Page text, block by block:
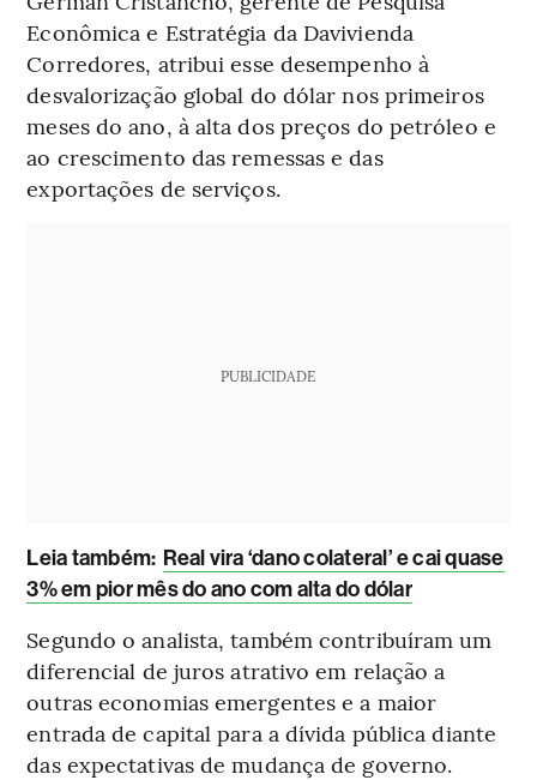
Econômica e Estratégia da Davivienda
Corredores, atribui esse desempenho à
desvalorização global do dólar nos primeiros
meses do ano, à alta dos preços do petróleo e
ao crescimento das remessas e das
exportações de serviços.
PUBLICIDADE
Leia também: Real vira ‘dano colateral’ e cai quase
3% em pior mês do ano com alta do dólar
Segundo o analista, também contribuíram um
diferencial de juros atrativo em relação a
outras economias emergentes e a maior
entrada de capital para a dívida pública diante
das expectativas de mudança de governo.